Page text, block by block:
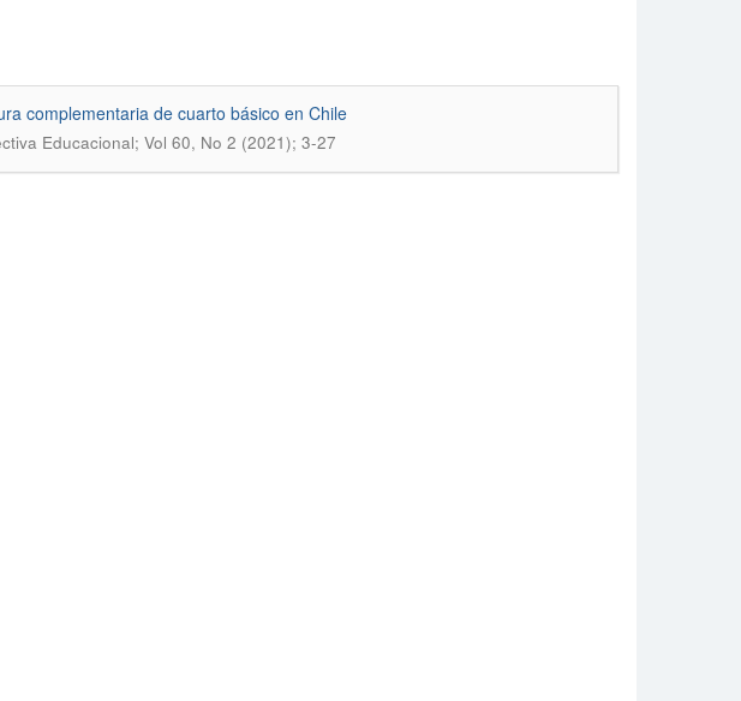
complementaria de cuarto básico en Chile
Educacional; Vol 60, No 2 (2021); 3-27